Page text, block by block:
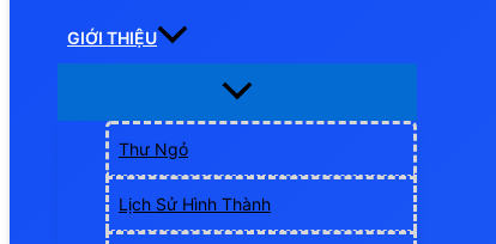
GIỚI THIỆU
Thư Ngỏ
Lịch Sử Hình Thành